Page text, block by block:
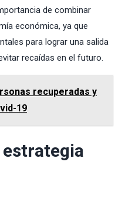
de combinar
económica, ya que
para lograr una salida
recaídas en el futuro.
recuperadas y
19